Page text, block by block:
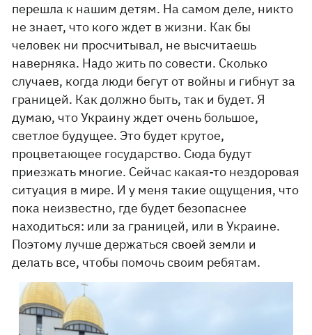
перешла к нашим детям. На самом деле, никто
не знает, что кого ждет в жизни. Как бы
человек ни просчитывал, не высчитаешь
наверняка. Надо жить по совести. Сколько
случаев, когда люди бегут от войны и гибнут за
границей. Как должно быть, так и будет. Я
думаю, что Украину ждет очень большое,
светлое будущее. Это будет крутое,
процветающее государство. Сюда будут
приезжать многие. Сейчас какая-то нездоровая
ситуация в мире. И у меня такие ощущения, что
пока неизвестно, где будет безопаснее
находиться: или за границей, или в Украине.
Поэтому лучше держаться своей земли и
делать все, чтобы помочь своим ребятам.